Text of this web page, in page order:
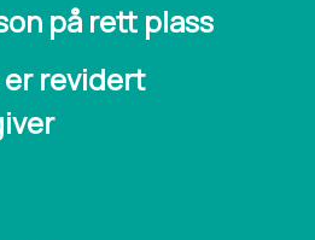
på rett plass
revidert